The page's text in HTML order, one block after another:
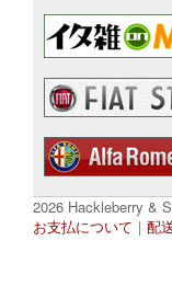
2026 Hackleberry &
お支払について ｜ 配